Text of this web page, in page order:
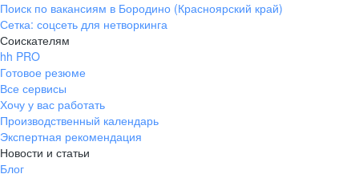
Поиск по вакансиям в Бородино (Красноярский край)
Сетка: соцсеть для нетворкинга
Соискателям
hh PRO
Готовое резюме
Все сервисы
Хочу у вас работать
Производственный календарь
Экспертная рекомендация
Новости и статьи
Блог